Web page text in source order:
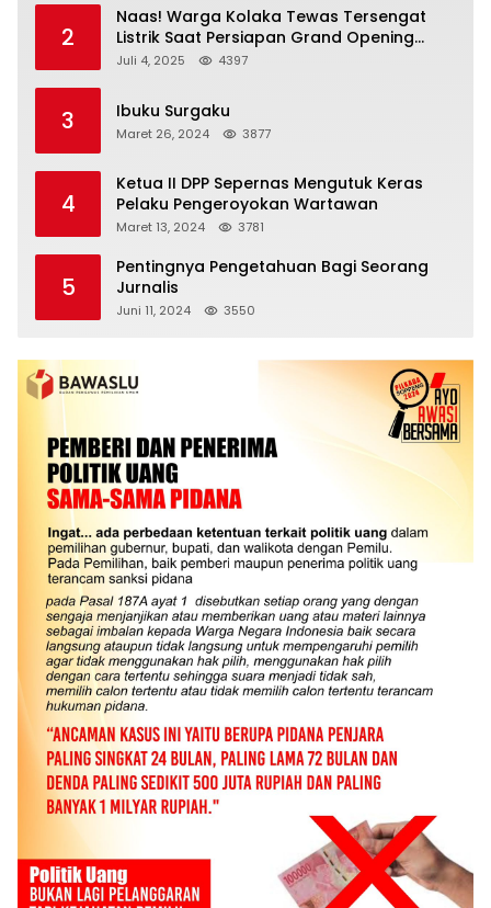
2
Naas! Warga Kolaka Tewas Tersengat
Listrik Saat Persiapan Grand Opening
Rumah Makan
Juli 4, 2025 4397
3 Ibuku Surgaku
Maret 26, 2024 3877
4
Ketua II DPP Sepernas Mengutuk Keras
Pelaku Pengeroyokan Wartawan
Maret 13, 2024 3781
5
Pentingnya Pengetahuan Bagi Seorang
Jurnalis
Juni 11, 2024 3550